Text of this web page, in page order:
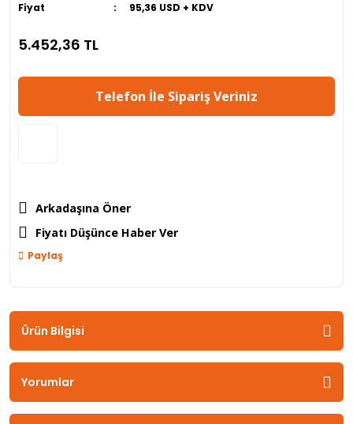
Fiyat
95,36 USD + KDV
5.452,36 TL
Telefon İle Sipariş Veriniz
Arkadaşına Öner
Fiyatı Düşünce Haber Ver
Paylaş
Ürün Bilgisi
Yorumlar